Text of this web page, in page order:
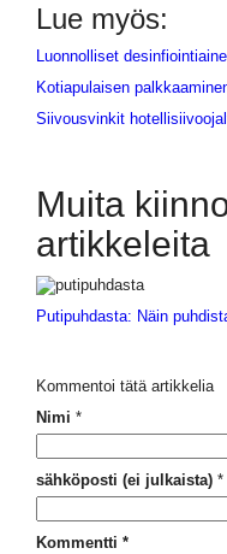
Lue myös:
Luonnolliset
Kotiapulaisen
Siivousvinkit
Muita
artikkeleita
Putipuhdasta: Näin
Kommentoi tätä artikkelia
Nimi *
sähköposti (ei julkaista) *
Kommentti *